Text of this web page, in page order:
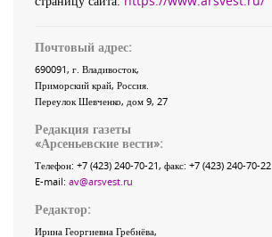
Почтовый адрес:
690091, г. Владивосток,
Приморский край, Россия
Переулок Шевченко, дом 9, 27
Редакция газеты
«Арсеньевские вести»:
Телефон: +7 (423) 240-70-21, факс: +7 (423) 240-70-22
E-mail: av@arsvest.ru
Редактор:
Ирина Георгиевна Гребнёва,